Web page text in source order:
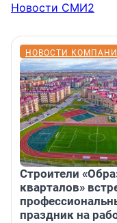
Новости СМИ2
НОВОСТИ
Строители
кварталов»
праздник на